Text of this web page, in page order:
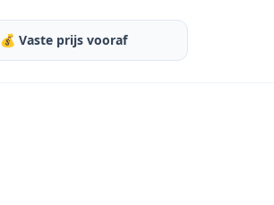
💰 Vaste prijs vooraf